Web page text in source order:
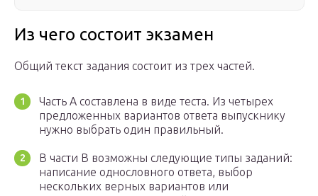
Из чего состоит экзамен
Общий текст задания состоит из трех частей.
Часть А составлена в виде теста. Из четырех
предложенных вариантов ответа выпускнику
нужно выбрать один правильный.
В части В возможны следующие типы заданий:
написание однословного ответа, выбор
нескольких верных вариантов или